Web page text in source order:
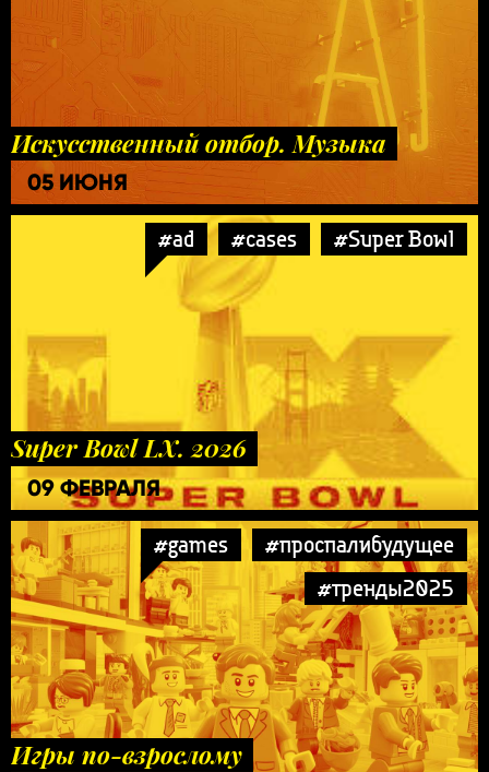
Искусственный отбор. Музыка
05 ИЮНЯ
#ad #cases #Super Bowl
Super Bowl LX. 2026
09 ФЕВРАЛЯ
#games
#проспалибудущее
#тренды2025
Игры по-взрослому